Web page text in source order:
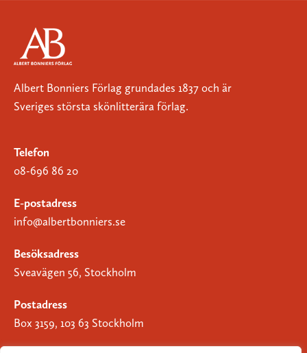
Albert Bonniers Förlag grundades 1837 och är
Sveriges största skönlitterära förlag.
Telefon
08-696 86 20
E-postadress
info@albertbonniers.se
Besöksadress
Sveavägen 56, Stockholm
Postadress
Box 3159, 103 63 Stockholm